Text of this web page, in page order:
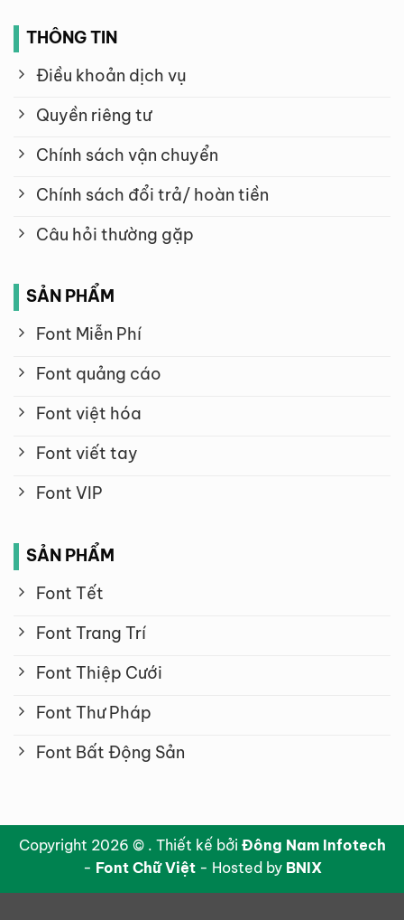
THÔNG TIN
Điều khoản dịch vụ
Quyền riêng tư
Chính sách vận chuyển
Chính sách đổi trả/ hoàn tiền
Câu hỏi thường gặp
SẢN PHẨM
Font Miễn Phí
Font quảng cáo
Font việt hóa
Font viết tay
Font VIP
SẢN PHẨM
Font Tết
Font Trang Trí
Font Thiệp Cưới
Font Thư Pháp
Font Bất Động Sản
Copyright 2026 © . Thiết kế bởi Đông Nam Infotech
- Font Chữ Việt- Hosted by BNIX